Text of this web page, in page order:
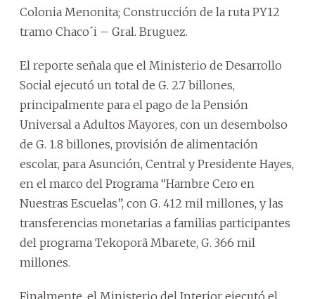
Colonia Menonita; Construcción de la ruta PY12
tramo Chaco´i – Gral. Bruguez.
El reporte señala que el Ministerio de Desarrollo
Social ejecutó un total de G. 2.7 billones,
principalmente para el pago de la Pensión
Universal a Adultos Mayores, con un desembolso
de G. 1.8 billones, provisión de alimentación
escolar, para Asunción, Central y Presidente Hayes,
en el marco del Programa “Hambre Cero en
Nuestras Escuelas”, con G. 412 mil millones, y las
transferencias monetarias a familias participantes
del programa Tekoporã Mbarete, G. 366 mil
millones.
Finalmente, el Ministerio del Interior ejecutó el